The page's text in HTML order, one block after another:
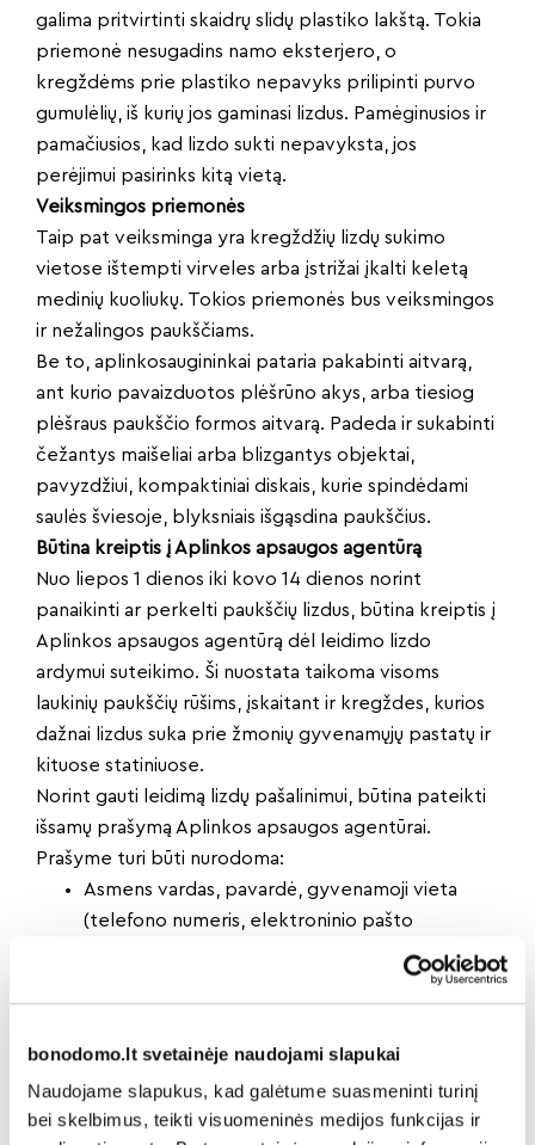
bonodomo.lt svetainėje naudojami slapukai
Naudojame slapukus, kad galėtume suasmeninti turinį
bei skelbimus, teikti visuomeninės medijos funkcijas ir
galima pritvirtinti skaidrų slidų plastiko lakštą. Tokia
priemonė nesugadins namo eksterjero, o
kregždėms prie plastiko nepavyks prilipinti purvo
gumulėlių, iš kurių jos gaminasi lizdus. Pamėginusios ir
pamačiusios, kad lizdo sukti nepavyksta, jos
perėjimui pasirinks kitą vietą.
Veiksmingos priemonės
Taip pat veiksminga yra kregždžių lizdų sukimo
vietose ištempti virveles arba įstrižai įkalti keletą
medinių kuoliukų. Tokios priemonės bus veiksmingos
ir nežalingos paukščiams.
Be to, aplinkosaugininkai pataria pakabinti aitvarą,
ant kurio pavaizduotos plėšrūno akys, arba tiesiog
plėšraus paukščio formos aitvarą. Padeda ir sukabinti
čežantys maišeliai arba blizgantys objektai,
pavyzdžiui, kompaktiniai diskais, kurie spindėdami
saulės šviesoje, blyksniais išgąsdina paukščius.
Būtina kreiptis į Aplinkos apsaugos agentūrą
Nuo liepos 1 dienos iki kovo 14 dienos norint
panaikinti ar perkelti paukščių lizdus, būtina kreiptis į
Aplinkos apsaugos agentūrą dėl leidimo lizdo
ardymui suteikimo. Ši nuostata taikoma visoms
laukinių paukščių rūšims, įskaitant ir kregždes, kurios
dažnai lizdus suka prie žmonių gyvenamųjų pastatų ir
kituose statiniuose.
Norint gauti leidimą lizdų pašalinimui, būtina pateikti
išsamų prašymą Aplinkos apsaugos agentūrai.
Prašyme turi būti nurodoma:
Asmens vardas, pavardė, gyvenamoji vieta
(telefono numeris, elektroninio pašto
Juridinio asmens pavadinimas, kodas, buveinės
Paukščių rūšies pavadinimas.
Paukščių populiacijos gausos reguliavimo, lizdų
tvarkymo ir ardymo tikslai.